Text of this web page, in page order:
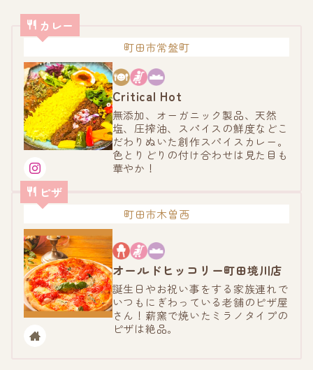
カレー
町田市常盤町
Critical Hot
無添加、オーガニック製品、天然
塩、圧搾油、スパイスの鮮度などこ
だわりぬいた創作スパイスカレー。
色とりどりの付け合わせは見た目も
華やか！
ピザ
町田市木曽西
オールドヒッコリー町田境川店
誕生日やお祝い事をする家族連れで
いつもにぎわっている老舗のピザ屋
さん！薪窯で焼いたミラノタイプの
ピザは絶品。